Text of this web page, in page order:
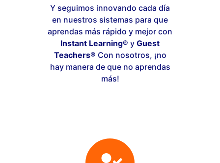
Y seguimos innovando cada día
en nuestros sistemas para que
aprendas más rápido y mejor con
Instant Learning® y Guest
Teachers® Con nosotros, ¡no
hay manera de que no aprendas
más!